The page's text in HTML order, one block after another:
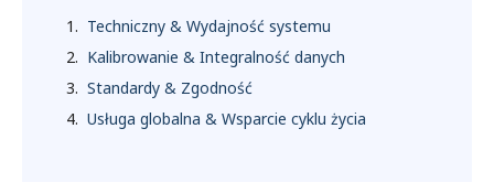
Techniczny & Wydajność systemu
Kalibrowanie & Integralność danych
Standardy & Zgodność
Usługa globalna & Wsparcie cyklu życia